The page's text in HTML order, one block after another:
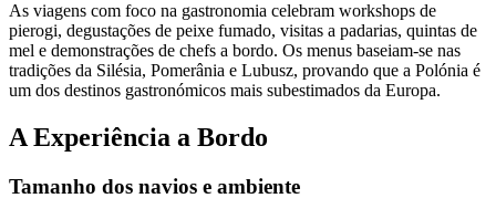
As viagens com foco na gastronomia celebram workshops de
pierogi, degustações de peixe fumado, visitas a padarias, quintas de
mel e demonstrações de chefs a bordo. Os menus baseiam-se nas
tradições da Silésia, Pomerânia e Lubusz, provando que a Polónia é
um dos destinos gastronómicos mais subestimados da Europa.
A Experiência a Bordo
Tamanho dos navios e ambiente